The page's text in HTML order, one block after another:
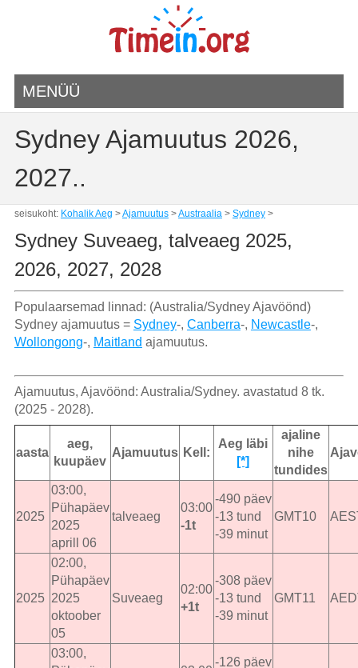
MENÜÜ
Sydney Ajamuutus 2026,
2027..
seisukoht: Kohalik Aeg >Ajamuutus>Austraalia> Sydney>
Sydney Suveaeg, talveaeg 2025,
2026, 2027, 2028
Populaarsemad linnad: (Australia/Sydney Ajavöönd)
Sydney ajamuutus = Sydney-, Canberra-, Newcastle-,
Wollongong-, Maitland ajamuutus.
Ajamuutus, Ajavöönd: Australia/Sydney. avastatud 8 tk.
(2025 - 2028).
aasta
aeg,
kuupäev
Ajamuutus Kell:
Aeg läbi
[*]
ajaline
nihe
tundides
2025
03:00,
Pühapäev
2025
aprill 06
talveaeg
03:00
-1t
-490 päev
-13 tund
-39 minut
GMT10
2025
02:00,
Pühapäev
2025
oktoober
05
Suveaeg
02:00
+1t
-308 päev
-13 tund
-39 minut
GMT11
03:00,
-126 päev